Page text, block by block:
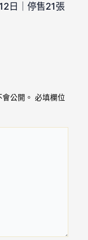
日｜停售21張
公開。 必填欄位